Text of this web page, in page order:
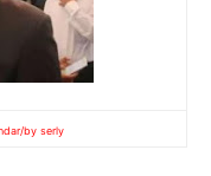
by serly